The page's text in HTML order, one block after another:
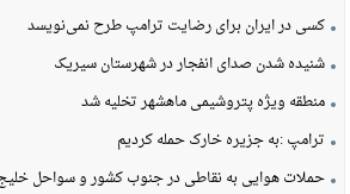
کسی در ایران برای رضایت ترامپ طرح نمی‌نویسد
شنیده شدن صدای انفجار در شهرستان سیریک
منطقه ویژه پتروشیمی ماهشهر تخلیه شد
ترامپ :به جزیره خارک حمله کردیم
حملات هوایی به نقاطی در جنوب کشور و سواحل